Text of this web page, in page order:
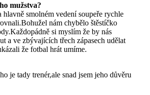
mužstva?
smolném vedení soupeře rychle
nám chybělo štěstíčko
si myslím že by nás
a ve zbývajících třech zápasech udělat
že fotbal hrát umíme.
je tady trenér,ale snad jsem jeho důvěru